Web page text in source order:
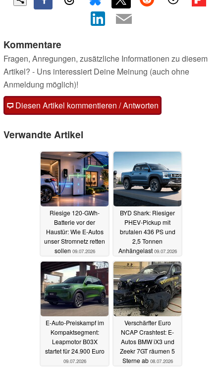
Kommentare
Fragen, Anregungen, zusätzliche Informationen zu diesem
Artikel? - Uns interessiert Deine Meinung (auch ohne
Anmeldung möglich)!
Diesen Artikel kommentieren / Antworten
Verwandte Artikel
Riesige 120-GWh-
Batterie vor der
Haustür: Wie E-Autos
unser Stromnetz retten
sollen 09.07.2026
BYD Shark: Riesiger
PHEV-Pickup mit
brutalen 436 PS und
2,5 Tonnen
Anhängelast 09.07.2026
E-Auto-Preiskampf im
Kompaktsegment:
Leapmotor B03X
startet für 24.900 Euro
09.07.2026
Verschärfter Euro
NCAP Crashtest: E-
Autos BMW iX3 und
Zeekr 7GT räumen 5
Sterne ab 08.07.2026